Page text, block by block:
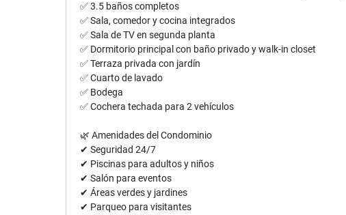
✅ 3.5 baños completos
✅ Sala, comedor y cocina integrados
✅ Sala de TV en segunda planta
✅ Dormitorio principal con baño privado y walk-in closet
✅ Terraza privada con jardín
✅ Cuarto de lavado
✅ Bodega
✅ Cochera techada para 2 vehículos
🌿 Amenidades del Condominio
✔ Seguridad 24/7
✔ Piscinas para adultos y niños
✔ Salón para eventos
✔ Áreas verdes y jardines
✔ Parqueo para visitantes